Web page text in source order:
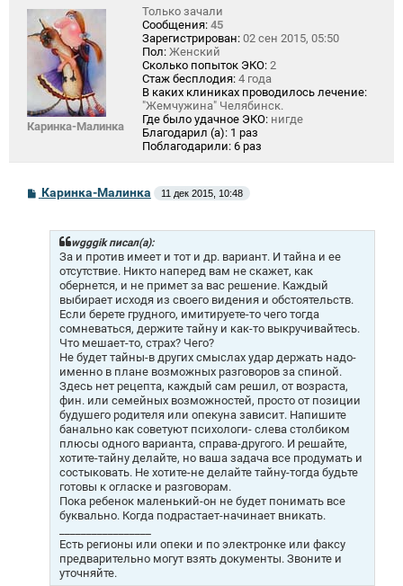
Каринка-Малинка
Только зачали
Сообщения: 45
Зарегистрирован: 02 сен 2015, 05:50
Пол: Женский
Сколько попыток ЭКО: 2
Стаж бесплодия: 4 года
В каких клиниках проводилось лечение:
"Жемчужина" Челябинск.
Где было удачное ЭКО: нигде
Благодарил (а): 1 раз
Поблагодарили: 6 раз
СКаринка-Малинка 11 дек 2015, 10:48
wgggik писал(а):
За и против имеет и тот и др. вариант. И тайна и ее
отсутствие. Никто наперед вам не скажет, как
обернется, и не примет за вас решение. Каждый
выбирает исходя из своего видения и обстоятельств.
Если берете грудного, имитируете-то чего тогда
сомневаться, держите тайну и как-то выкручивайтесь.
Что мешает-то, страх? Чего?
Не будет тайны-в других смыслах удар держать надо-
именно в плане возможных разговоров за спиной.
Здесь нет рецепта, каждый сам решил, от возраста,
фин. или семейных возможностей, просто от позиции
будушего родителя или опекуна зависит. Напишите
банально как советуют психологи- слева столбиком
плюсы одного варианта, справа-другого. И решайте,
хотите-тайну делайте, но ваша задача все продумать и
состыковать. Не хотите-не делайте тайну-тогда будьте
готовы к огласке и разговорам.
Пока ребенок маленький-он не будет понимать все
буквально. Когда подрастает-начинает вникать.
Есть регионы или опеки и по электронке или факсу
предварительно могут взять документы. Звоните и
уточняйте.